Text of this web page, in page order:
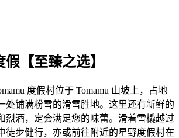
【至臻之选】
度假村位于 Tomamu 山坡上，占地
处铺满粉雪的滑雪胜地。这里还有新鲜的
烈酒，定会满足您的味蕾。滑着雪橇越过
徒步健行，亦或前往附近的星野度假村在